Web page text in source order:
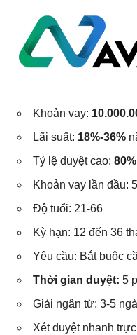
Khoản vay:
Lãi suất: 18%-36%
Tỷ lệ duyệt cao: 80%
Khoản vay lần đầu:
Độ tuổi: 21-66
Kỳ hạn: 12 đến 36
Yêu cầu: Bắt buộc
Thời gian duyệt: 5
Giải ngân từ: 3-5
Xét duyệt nhanh